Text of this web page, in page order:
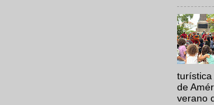
turística
de
verano